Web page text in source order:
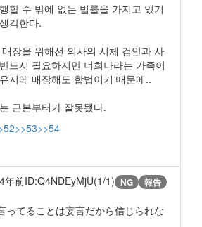
할 수 밖에 없는 법률을 가지고 있기
각한다.
장을 위해선 의사의 시체 검안과 사
드시 필요하지만 너희나라는 가족이
지에 매장해도 합법이기 때문에..
근본부터가 잘못됐다.
>>53>>54
4年前ID:Q4NDEyMjU(1/1) NG 報告
ってることは妄言だから信じられな